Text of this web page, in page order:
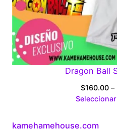
Dragon Ball
$160.00 –
kamehamehouse.com